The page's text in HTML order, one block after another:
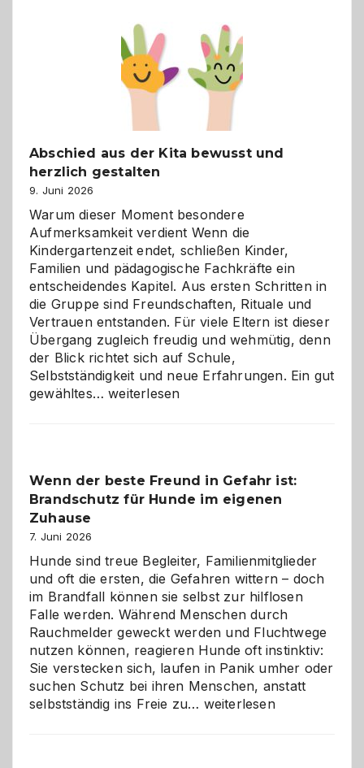
besser
verstehen
Abschied aus der Kita bewusst und
herzlich gestalten
9. Juni 2026
Warum dieser Moment besondere
Aufmerksamkeit verdient Wenn die
Kindergartenzeit endet, schließen Kinder,
Familien und pädagogische Fachkräfte ein
entscheidendes Kapitel. Aus ersten Schritten in
die Gruppe sind Freundschaften, Rituale und
Vertrauen entstanden. Für viele Eltern ist dieser
Übergang zugleich freudig und wehmütig, denn
der Blick richtet sich auf Schule,
Selbstständigkeit und neue Erfahrungen. Ein gut
gewähltes…Abschied
und
herzlich
weiterlesen
Wenn der beste Freund in Gefahr ist:
Brandschutz für Hunde im eigenen
Zuhause
7. Juni 2026
Hunde sind treue Begleiter, Familienmitglieder
und oft die ersten, die Gefahren wittern – doch
im Brandfall können sie selbst zur hilflosen
Falle werden. Während Menschen durch
Rauchmelder geweckt werden und Fluchtwege
nutzen können, reagieren Hunde oft instinktiv:
Sie verstecken sich, laufen in Panik umher oder
suchen Schutz bei ihren Menschen, anstatt
selbstständig ins Freie zu… Wenn
weiterlesen